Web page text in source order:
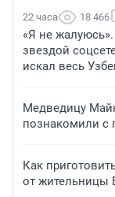
22 часа 18 466
«Я не
звездой
искал весь
Медведицу
познакомили с
Как
от жительницы